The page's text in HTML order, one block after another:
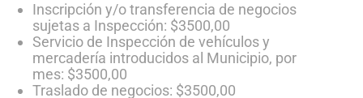
Inscripción y/o transferencia de negocios
sujetas a Inspección: $3500,00
Servicio de Inspección de vehículos y
mercadería introducidos al Municipio, por
mes: $3500,00
Traslado de negocios: $3500,00